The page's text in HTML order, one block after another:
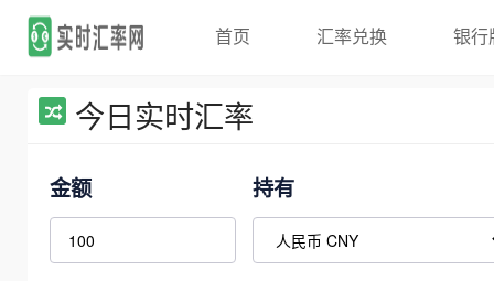
首页 汇率兑换 银行
今日实时汇率
金额 持有